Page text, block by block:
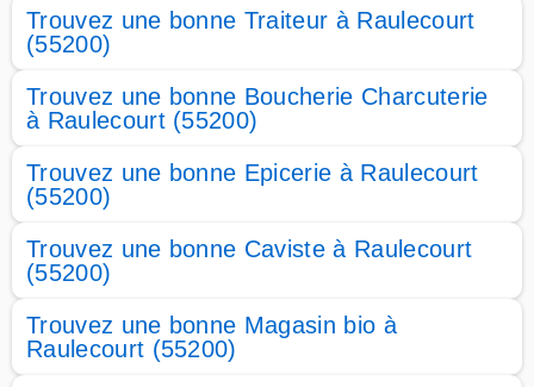
Trouvez une bonne Traiteur à Raulecourt
(55200)
Trouvez une bonne Boucherie Charcuterie
à Raulecourt (55200)
Trouvez une bonne Epicerie à Raulecourt
(55200)
Trouvez une bonne Caviste à Raulecourt
(55200)
Trouvez une bonne Magasin bio à
Raulecourt (55200)